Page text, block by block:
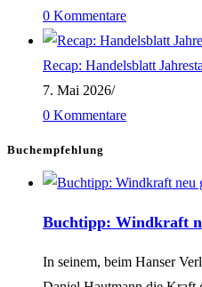
0 Kommentare
Recap: Handelsblatt
7. Mai 2026/
0 Kommentare
Buchempfehlung
Buchtipp: Windkraft
In seinem, beim Hanser